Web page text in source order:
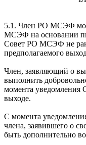
5.1. Член РО МСЭФ
МСЭФ на основании
Совет РО МСЭФ не
предполагаемого
Член, заявляющий о
выполнить
момента
выходе.
С момента
члена, заявившего о
быть дополнительно